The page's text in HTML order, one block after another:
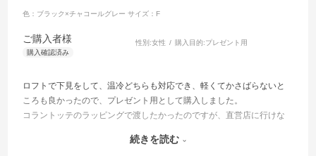
色：ブラック×チャコールグレー サイズ：F
ご購入者様 性別:女性 購入目的:プレゼント用
ロフトで下見をして、温冷どちらも対応でき、軽くてかさばらないと
ころも良かったので、プレゼント用として購入しました。
コラントッテのラッピングで渡したかったのですが、直営店に行けな
ら手提げ袋の選択はありませんでした。手提げ袋ごと渡したいので、
続きを読む